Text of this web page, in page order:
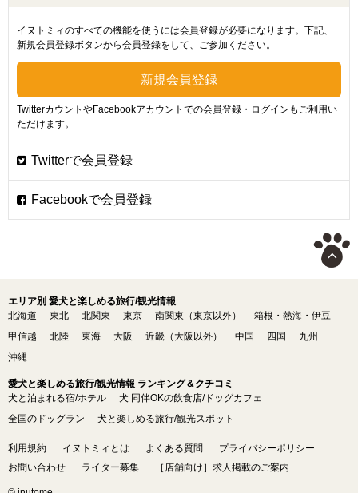
イヌトミィのすべての機能を使うには会員登録が必要になります。下記、
新規会員登録ボタンから会員登録をして、ご参加ください。
TwitterカウントやFacebookアカウントでの会員登録・ログインもご利用い
ただけます。
エリア別 愛犬と楽しめる旅行/観光情報
北海道
東北 北関東 東京 南関東（東京以外）
箱根・熱海・伊豆
甲信越
北陸 東海 大阪 近畿（大阪以外） 中国 四国
九州
沖縄
愛犬と楽しめる旅行/観光情報 ランキング＆クチコミ
犬と泊まれる宿/ホテル
犬 同伴OKの飲食店/ドッグカフェ
全国のドッグラン
犬と楽しめる旅行/観光スポット
利用規約 イヌトミィとは よくある質問
プライバシーポリシー
お問い合わせ
ライター募集 ［店舗向け］求人掲載のご案内